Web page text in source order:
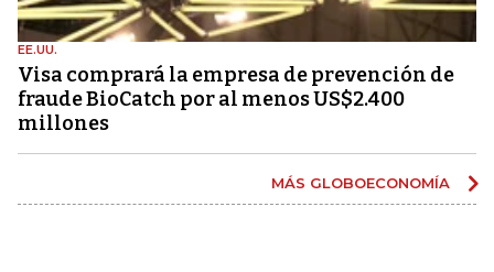
EE.UU.
Visa comprará la empresa de prevención de
fraude BioCatch por al menos US$2.400
millones
MÁS GLOBOECONOMÍA